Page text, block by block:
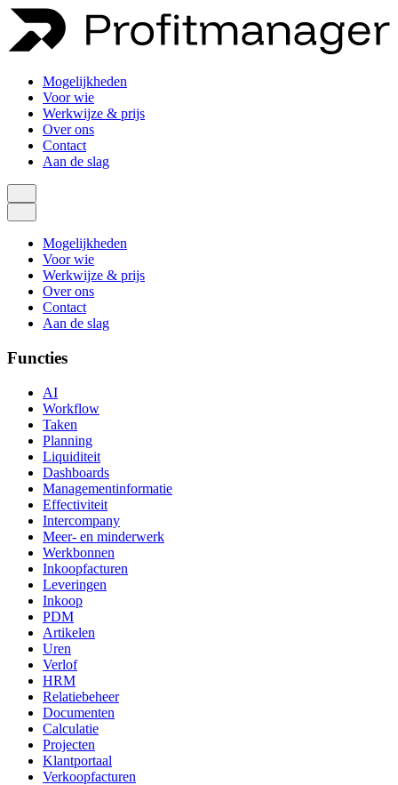
Mogelijkheden
Voor wie
Werkwijze & prijs
Over ons
Contact
Aan de slag
Mogelijkheden
Voor wie
Werkwijze & prijs
Over ons
Contact
Aan de slag
Functies
AI
Workflow
Taken
Planning
Liquiditeit
Dashboards
Managementinformatie
Effectiviteit
Intercompany
Meer- en minderwerk
Werkbonnen
Inkoopfacturen
Leveringen
Inkoop
PDM
Artikelen
Uren
Verlof
HRM
Relatiebeheer
Documenten
Calculatie
Projecten
Klantportaal
Verkoopfacturen